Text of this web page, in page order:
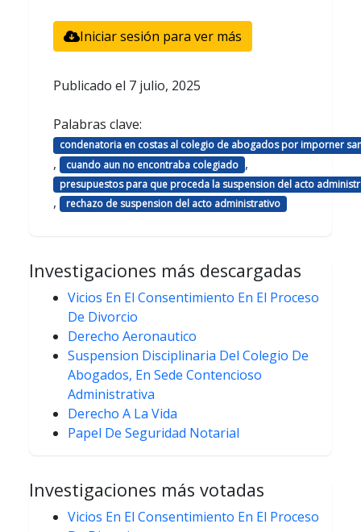
Iniciar sesión para ver más
Publicado el 7 julio, 2025
Palabras clave:
condenatoria en costas al colegio de abogados por imporner
, cuando aun no encontraba colegiado ,
presupuestos para que proceda la suspension del acto
, rechazo de suspension del acto administrativo
Investigaciones más descargadas
Vicios En El Consentimiento En El Proceso
De Divorcio
Derecho Aeronautico
Suspension Disciplinaria Del Colegio De
Abogados, En Sede Contencioso
Administrativa
Derecho A La Vida
Papel De Seguridad Notarial
Investigaciones más votadas
Vicios En El Consentimiento En El Proceso